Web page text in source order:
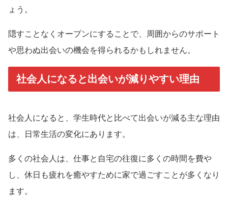
ょう。
隠すことなくオープンにすることで、周囲からのサポート
や思わぬ出会いの機会を得られるかもしれません。
社会人になると出会いが減りやすい理由
社会人になると、学生時代と比べて出会いが減る主な理由
は、日常生活の変化にあります。
多くの社会人は、仕事と自宅の往復に多くの時間を費や
し、休日も疲れを癒やすために家で過ごすことが多くなり
ます。